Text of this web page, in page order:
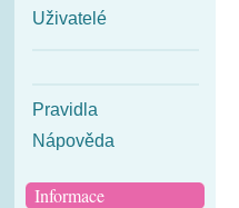
Uživatelé
Pravidla
Nápověda
Informace